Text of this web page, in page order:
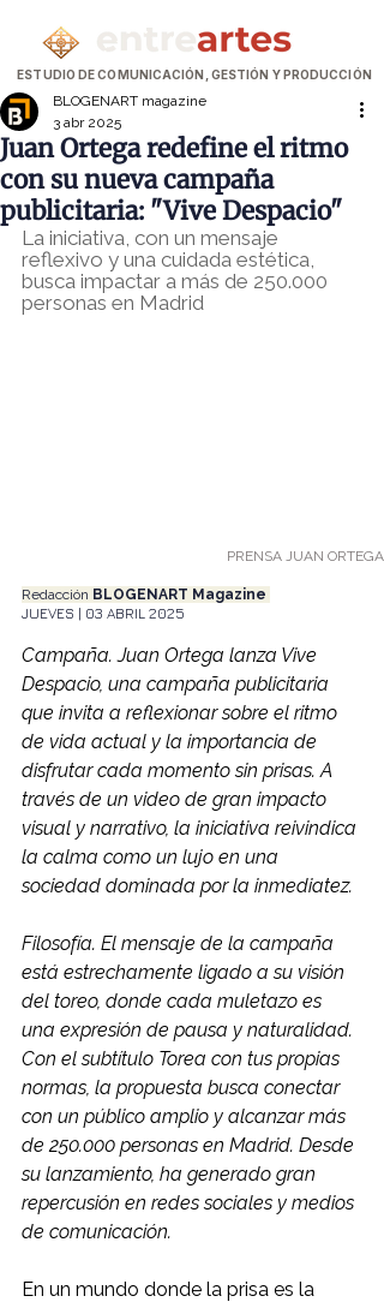
ESTUDIO DE COMUNICACIÓN, GESTIÓN Y PRODUCCIÓN
Juan Ortega redefine el ritmo
con su nueva campaña
publicitaria: "Vive Despacio"
BLOGENART magazine
3 abr 2025
La iniciativa, con un mensaje
reflexivo y una cuidada estética,
busca impactar a más de 250.000
personas en Madrid
PRENSA JUAN ORTEGA
Redacción BLOGENART Magazine
JUEVES | 03 ABRIL 2025
Campaña. Juan Ortega lanza Vive
Despacio, una campaña publicitaria
que invita a reflexionar sobre el ritmo
de vida actual y la importancia de
disfrutar cada momento sin prisas. A
través de un video de gran impacto
visual y narrativo, la iniciativa reivindica
la calma como un lujo en una
sociedad dominada por la inmediatez.
Filosofía. El mensaje de la campaña
está estrechamente ligado a su visión
del toreo, donde cada muletazo es
una expresión de pausa y naturalidad.
Con el subtítulo Torea con tus propias
normas, la propuesta busca conectar
con un público amplio y alcanzar más
de 250.000 personas en Madrid. Desde
su lanzamiento, ha generado gran
repercusión en redes sociales y medios
de comunicación.
En un mundo donde la prisa es la